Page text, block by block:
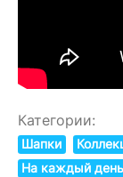
Категории:
Шапки
На каждый день